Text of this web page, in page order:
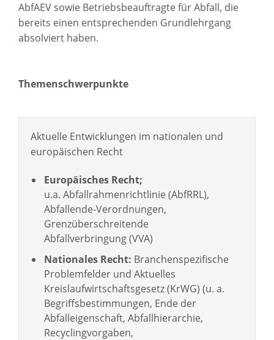
AbfAEV sowie Betriebsbeauftragte für Abfall, die
bereits einen entsprechenden Grundlehrgang
absolviert haben.
Themenschwerpunkte
Aktuelle Entwicklungen im nationalen und
europäischen Recht
Europäisches Recht;
u.a. Abfallrahmenrichtlinie (AbfRRL),
Abfallende-Verordnungen,
Grenzüberschreitende
Abfallverbringung (VVA)
Nationales Recht: Branchenspezifische
Problemfelder und Aktuelles
Kreislaufwirtschaftsgesetz (KrWG) (u. a.
Begriffsbestimmungen, Ende der
Abfalleigenschaft, Abfallhierarchie,
Recyclingvorgaben,